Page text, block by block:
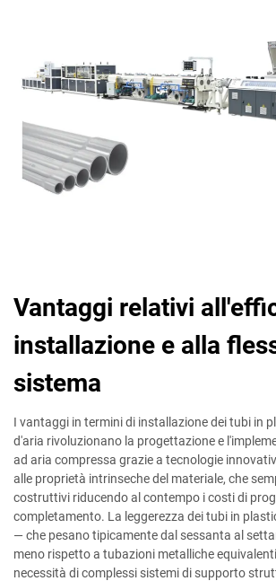
Vantaggi relativi
installazione e alla
sistema
I vantaggi in termini di installazione dei tubi in
d'aria rivoluzionano la progettazione e
ad aria compressa grazie a tecnologie
alle proprietà intrinseche del materiale, che
costruttivi riducendo al contempo i costi di
completamento. La leggerezza dei tubi in
— che pesano tipicamente dal sessanta al
meno rispetto a tubazioni metalliche
necessità di complessi sistemi di supporto